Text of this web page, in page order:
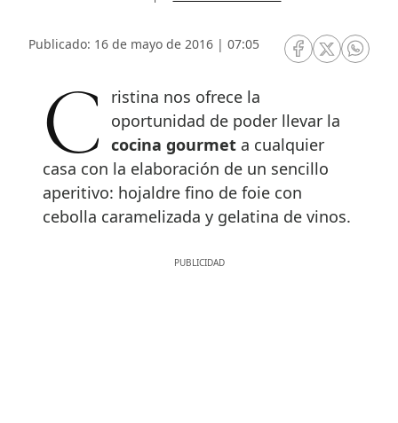
Publicado: 16 de mayo de 2016 | 07:05
RRSS Facebook
RRSSRRSS
Cristina nos ofrece la
oportunidad de poder llevar la
cocina gourmet a cualquier
casa con la elaboración de un sencillo
aperitivo: hojaldre fino de foie con
cebolla caramelizada y gelatina de vinos.